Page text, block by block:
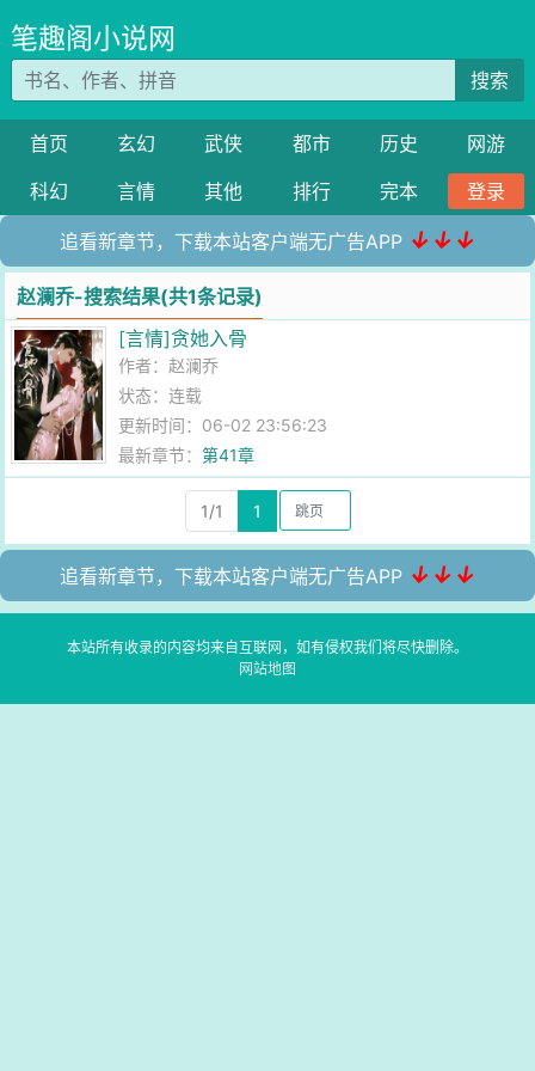
笔趣阁小说网
搜索
首页 玄幻 武侠 都市 历史
网游
科幻
言情 其他 排行 完本 登录
追看新章节，下载本站客户端无广告APP ↓↓↓
赵澜乔-搜索结果(共1条记录)
[言情]贪她入骨
作者：赵澜乔
状态：连载
更新时间：06-02 23:56:23
最新章节：第41章
1/1 1
追看新章节，下载本站客户端无广告APP ↓↓↓
本站所有收录的内容均来自互联网，如有侵权我们将尽快删除。
网站地图